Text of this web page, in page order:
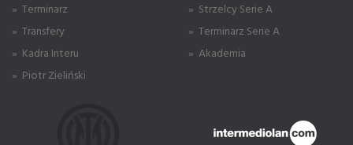
» Terminarz
» Transfery
» Kadra Interu
» Piotr Zieliński
» Strzelcy Serie A
» Terminarz Serie A
» Akademia